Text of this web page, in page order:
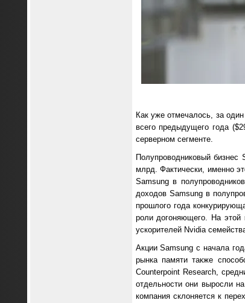
Как уже отмечалось, за
всего предыдущего года
серверном сегменте.
Полупроводниковый
млрд. Фактически, именно
Samsung в
доходов Samsung в
прошлого года
роли догоняющего. На этой
ускорителей Nvidia
Акции Samsung с начала
рынка памяти также
Counterpoint Research,
отдельности они выросли
компания склоняется к